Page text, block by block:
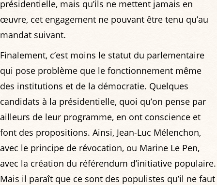
présidentielle, mais qu’ils ne mettent jamais en
œuvre, cet engagement ne pouvant être tenu qu’au
mandat suivant.
Finalement, c’est moins le statut du parlementaire
qui pose problème que le fonctionnement même
des institutions et de la démocratie. Quelques
candidats à la présidentielle, quoi qu’on pense par
ailleurs de leur programme, en ont conscience et
font des propositions. Ainsi, Jean-Luc Mélenchon,
avec le principe de révocation, ou Marine Le Pen,
avec la création du référendum d’initiative populaire.
Mais il paraît que ce sont des populistes qu’il ne faut